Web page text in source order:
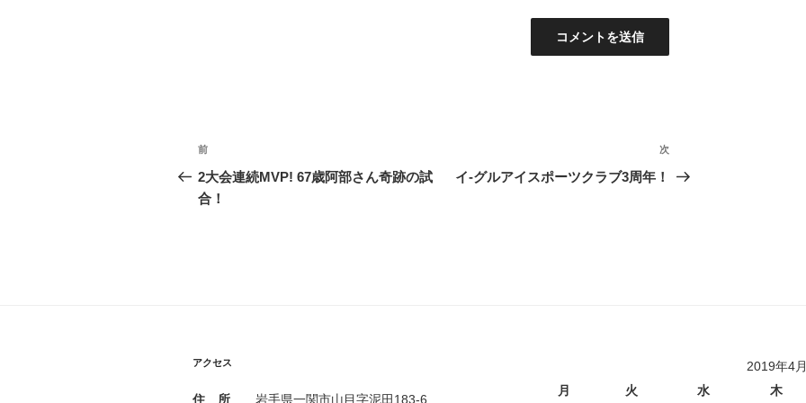
投
稿
ナ
ョ
過
去
の
前
2大会連続MVP! 67歳阿部さん奇跡の試
合！
次
の
次
イ-グルアイスポーツクラブ3周年！
アクセス
住 所 岩手県一関市山目字泥田183-6
2019年4月
月
火 水 木